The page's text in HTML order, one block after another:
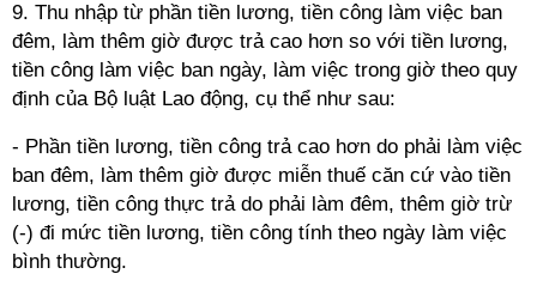
9. Thu nhập từ phần tiền lương, tiền công làm việc ban
đêm, làm thêm giờ được trả cao hơn so với tiền lương,
tiền công làm việc ban ngày, làm việc trong giờ theo quy
định của Bộ luật Lao động, cụ thể như sau:
- Phần tiền lương, tiền công trả cao hơn do phải làm việc
ban đêm, làm thêm giờ được miễn thuế căn cứ vào tiền
lương, tiền công thực trả do phải làm đêm, thêm giờ trừ
(-) đi mức tiền lương, tiền công tính theo ngày làm việc
bình thường.